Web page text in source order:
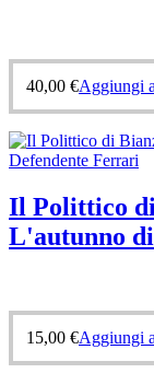
40,00 €Aggiungi
Il Polittico di
L'autunno
15,00 €Aggiungi